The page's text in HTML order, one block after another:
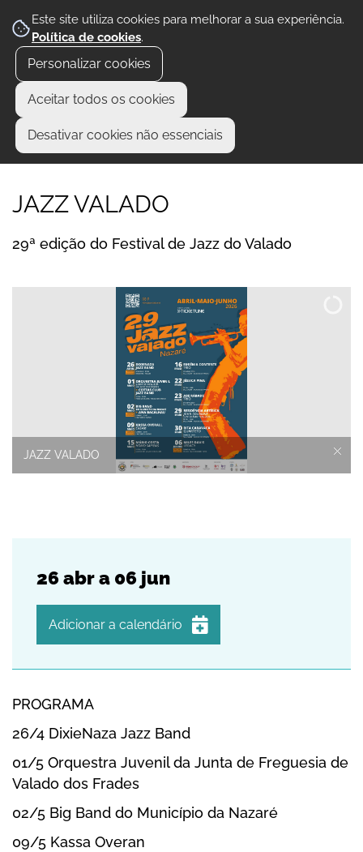
Este site utiliza cookies para melhorar a sua experiência.
Política de cookies.
Personalizar cookies
Aceitar todos os cookies
Desativar cookies não essenciais
JAZZ VALADO
29ª edição do Festival de Jazz do Valado
JAZZ VALADO
26abra 06 jun
Adicionar a calendário
Outlook
Outlook Online
Yahoo! Calendar
PROGRAMA
26/4 DixieNaza Jazz Band
01/5 Orquestra Juvenil da Junta de Freguesia de
Valado dos Frades
02/5 Big Band do Município da Nazaré
09/5 Kassa Overan